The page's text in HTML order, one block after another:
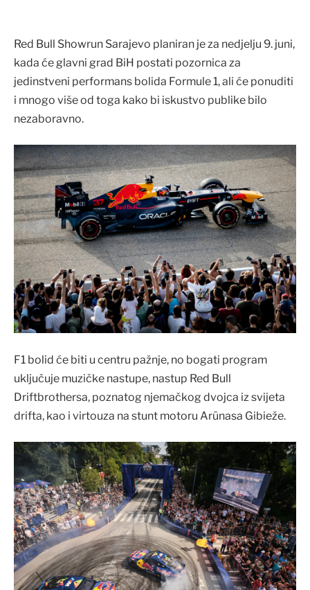
Red Bull Showrun Sarajevo planiran je za nedjelju 9. juni,
kada će glavni grad BiH postati pozornica za
jedinstveni performans bolida Formule 1, ali će ponuditi
i mnogo više od toga kako bi iskustvo publike bilo
nezaboravno.
F1 bolid će biti u centru pažnje, no bogati program
uključuje muzičke nastupe, nastup Red Bull
Driftbrothersa, poznatog njemačkog dvojca iz svijeta
drifta, kao i virtouza na stunt motoru Arūnasa Gibieže.